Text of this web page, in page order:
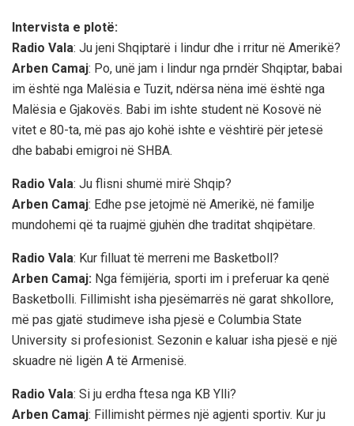
Intervista e plotë:
Radio Vala: Ju jeni Shqiptarë i lindur dhe i rritur në Amerikë?
Arben Camaj: Po, unë jam i lindur nga prndër Shqiptar, babai
im është nga Malësia e Tuzit, ndërsa nëna imë është nga
Malësia e Gjakovës. Babi im ishte student në Kosovë në
vitet e 80-ta, më pas ajo kohë ishte e vështirë për jetesë
dhe bababi emigroi në SHBA.
Radio Vala: Ju flisni shumë mirë Shqip?
Arben Camaj: Edhe pse jetojmë në Amerikë, në familje
mundohemi që ta ruajmë gjuhën dhe traditat shqipëtare.
Radio Vala: Kur filluat të merreni me Basketboll?
Arben Camaj: Nga fëmijëria, sporti im i preferuar ka qenë
Basketbolli. Fillimisht isha pjesëmarrës në garat shkollore,
më pas gjatë studimeve isha pjesë e Columbia State
University si profesionist. Sezonin e kaluar isha pjesë e një
skuadre në ligën A të Armenisë.
Radio Vala: Si ju erdha ftesa nga KB Ylli?
Arben Camaj: Fillimisht përmes një agjenti sportiv. Kur ju